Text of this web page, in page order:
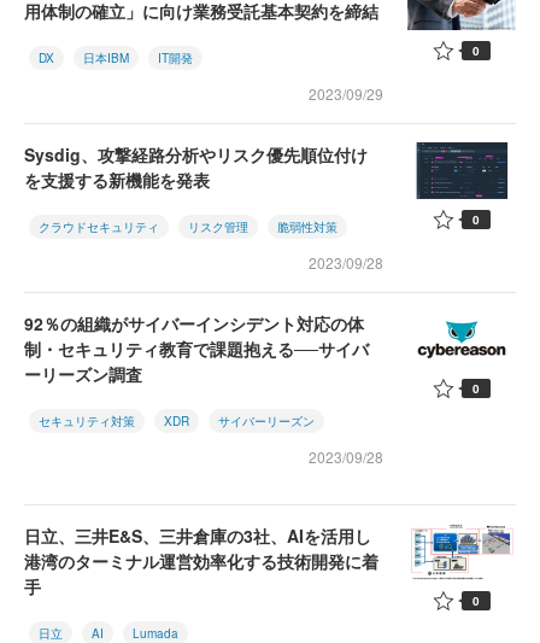
用体制の確立」に向け業務受託基本契約を締結
DX 日本IBM IT開発
2023/09/29
0
Sysdig、攻撃経路分析やリスク優先順位付け
を支援する新機能を発表
クラウドセキュリティ リスク管理 脆弱性対策
2023/09/28
0
92％の組織がサイバーインシデント対応の体
制・セキュリティ教育で課題抱える──サイバ
ーリーズン調査
セキュリティ対策 XDR サイバーリーズン
2023/09/28
0
日立、三井E&S、三井倉庫の3社、AIを活用し
港湾のターミナル運営効率化する技術開発に着
手
日立 AI Lumada
0